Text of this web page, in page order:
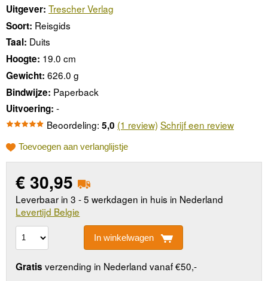
Uitgever: Trescher Verlag
Soort: Reisgids
Taal: Duits
Hoogte: 19.0 cm
Gewicht: 626.0 g
Bindwijze: Paperback
Uitvoering: -
Beoordeling: 5,0 (1 review) Schrijf een review
Toevoegen aan verlanglijstje
€ 30,95
Leverbaar in 3 - 5 werkdagen in huis in Nederland
Levertijd Belgie
In winkelwagen
Gratis verzending in Nederland vanaf €50,-